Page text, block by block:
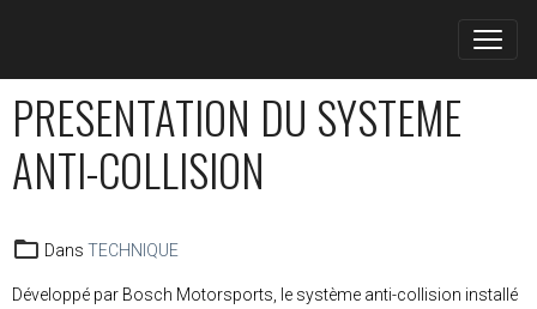
PRESENTATION DU SYSTEME
ANTI-COLLISION
Dans TECHNIQUE
Développé par Bosch Motorsports, le système anti-collision installé